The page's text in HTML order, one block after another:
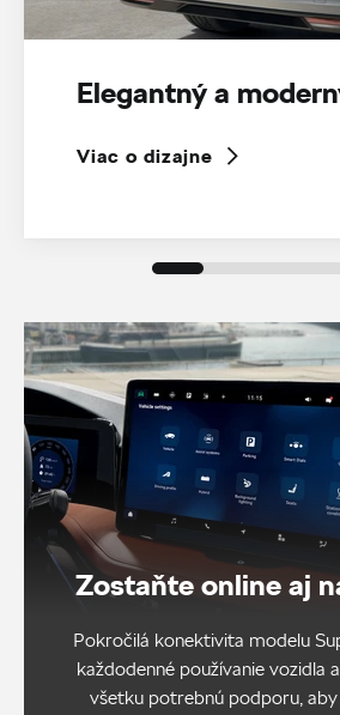
Elegantný a
Viac o dizajne
Zostaňte online aj
Pokročilá konektivita modelu
každodenné používanie vozidla
všetku potrebnú podporu, aby